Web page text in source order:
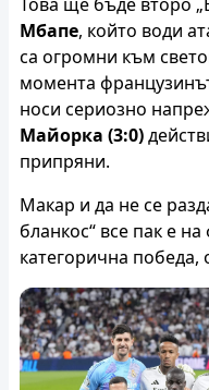
Мбапе, който води
са огромни към
момента
носи сериозно
Майорка (3:0)
припряни.
Макар и да не се
бланкос“ все пак е
категорична победа,